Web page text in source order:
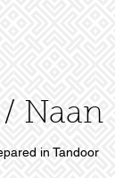
Naan
in Tandoor